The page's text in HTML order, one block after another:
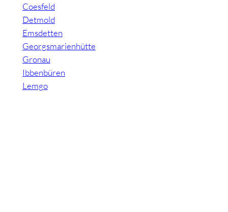
Coesfeld
Detmold
Emsdetten
Georgsmarienhütte
Gronau
Ibbenbüren
Lemgo